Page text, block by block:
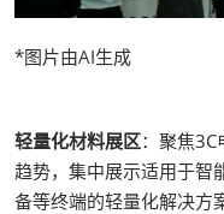
*图片由AI生成
轻量化材料展区：聚焦
趋势，集中展示适用于智
备等终端的轻量化解决方